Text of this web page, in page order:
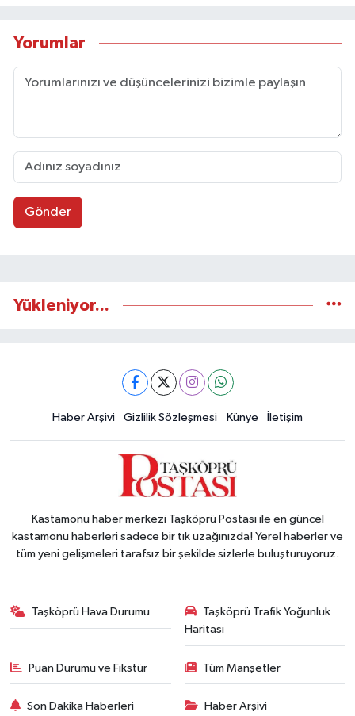
Yorumlar
Gönder
Yükleniyor...
Haber Arşivi Gizlilik Sözleşmesi Künye İletişim
Kastamonu haber merkezi Taşköprü Postası ile en güncel
kastamonu haberleri sadece bir tık uzağınızda! Yerel haberler ve
tüm yeni gelişmeleri tarafsız bir şekilde sizlerle buluşturuyoruz.
Taşköprü Hava Durumu
Taşköprü Trafik Yoğunluk
Haritası
Puan Durumu ve Fikstür Tüm Manşetler
Son Dakika Haberleri Haber Arşivi